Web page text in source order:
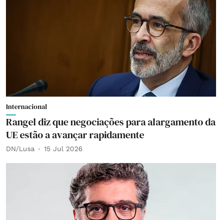
Internacional
Rangel diz que negociações para alargamento da
UE estão a avançar rapidamente
DN/Lusa 15 Jul 2026